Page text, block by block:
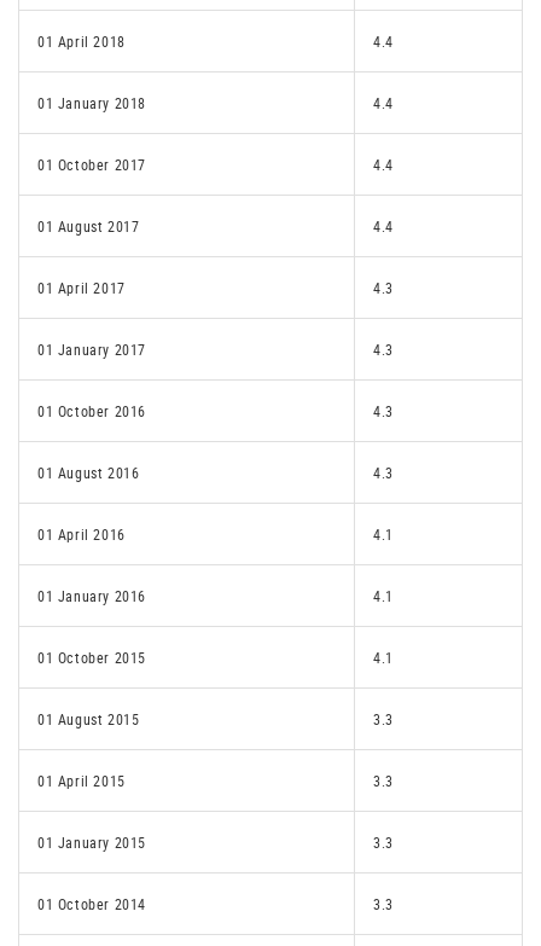
01 April 2018 4.4
01 January 2018 4.4
01 October 2017 4.4
01 August 2017 4.4
01 April 2017 4.3
01 January 2017 4.3
01 October 2016 4.3
01 August 2016 4.3
01 April 2016 4.1
01 January 2016 4.1
01 October 2015 4.1
01 August 2015 3.3
01 April 2015 3.3
01 January 2015 3.3
01 October 2014 3.3